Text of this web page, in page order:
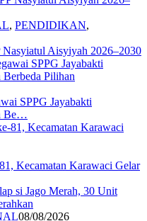
, PENDIDIKAN,
Aisyiyah 2026–2030
SPPG Jayabakti
Be…
Kecamatan Karawaci Gelar
08/08/2026